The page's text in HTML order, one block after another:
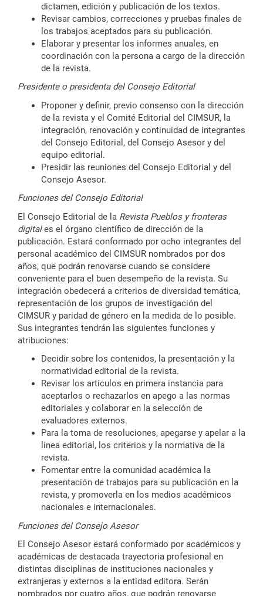
dictamen, edición y publicación de los textos.
Revisar cambios, correcciones y pruebas finales de
los trabajos aceptados para su publicación.
Elaborar y presentar los informes anuales, en
coordinación con la persona a cargo de la dirección
de la revista.
Presidente o presidenta del Consejo Editorial
Proponer y definir, previo consenso con la dirección
de la revista y el Comité Editorial del CIMSUR, la
integración, renovación y continuidad de integrantes
del Consejo Editorial, del Consejo Asesor y del
equipo editorial.
Presidir las reuniones del Consejo Editorial y del
Consejo Asesor.
Funciones del Consejo Editorial
El Consejo Editorial de la Revista Pueblos y fronteras
digitales el órgano científico de dirección de la
publicación. Estará conformado por ocho integrantes del
personal académico del CIMSUR nombrados por dos
años, que podrán renovarse cuando se considere
conveniente para el buen desempeño de la revista. Su
integración obedecerá a criterios de diversidad temática,
representación de los grupos de investigación del
CIMSUR y paridad de género en la medida de lo posible.
Sus integrantes tendrán las siguientes funciones y
atribuciones:
Decidir sobre los contenidos, la presentación y la
normatividad editorial de la revista.
Revisar los artículos en primera instancia para
aceptarlos o rechazarlos en apego a las normas
editoriales y colaborar en la selección de
evaluadores externos.
Para la toma de resoluciones, apegarse y apelar a la
línea editorial, los criterios y la normativa de la
revista.
Fomentar entre la comunidad académica la
presentación de trabajos para su publicación en la
revista, y promoverla en los medios académicos
nacionales e internacionales.
Funciones del Consejo Asesor
El Consejo Asesor estará conformado por académicos y
académicas de destacada trayectoria profesional en
distintas disciplinas de instituciones nacionales y
extranjeras y externos a la entidad editora. Serán
nombrados por cuatro años, que podrán renovarse